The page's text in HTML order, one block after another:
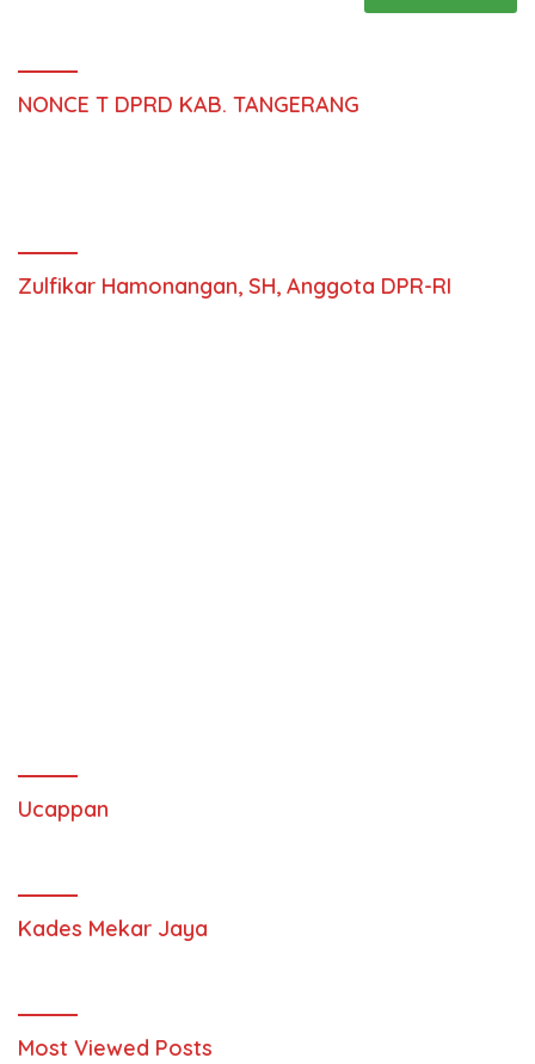
NONCE T DPRD KAB. TANGERANG
Zulfikar Hamonangan, SH, Anggota DPR-RI
Ucappan
Kades Mekar Jaya
Most Viewed Posts